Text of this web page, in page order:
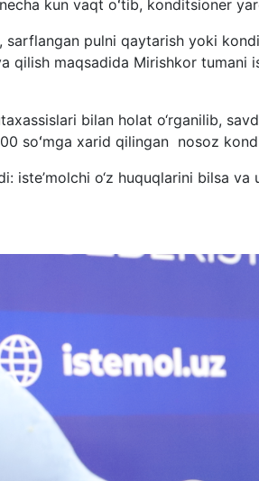
kun vaqt oʻtib, konditsioner
pulni qaytarish yoki
qilish maqsadida Mirishkor
bilan holat o‘rganilib,
soʻmga xarid qilingan nosoz
iste’molchi o‘z huquqlarini bilsa